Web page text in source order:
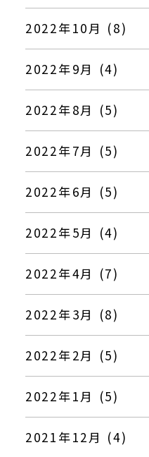
2022年10月 (8)
2022年9月 (4)
2022年8月 (5)
2022年7月 (5)
2022年6月 (5)
2022年5月 (4)
2022年4月 (7)
2022年3月 (8)
2022年2月 (5)
2022年1月 (5)
2021年12月 (4)